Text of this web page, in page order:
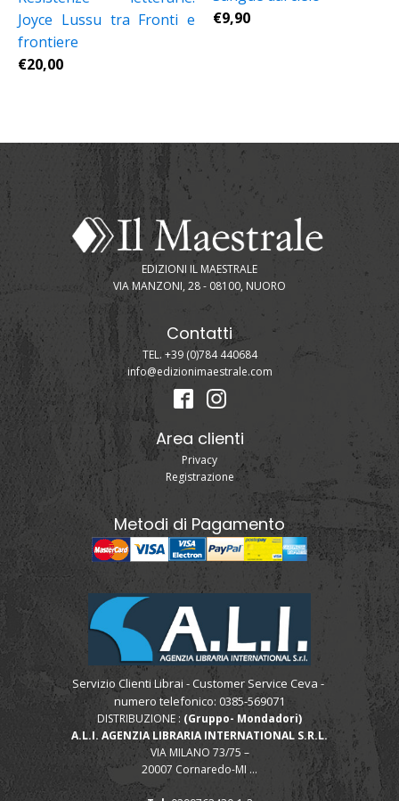
Joyce Lussu tra Fronti e
frontiere
€20,00
€9,90
EDIZIONI IL MAESTRALE
VIA MANZONI, 28 - 08100, NUORO
Contatti
TEL. +39 (0)784 440684
info@edizionimaestrale.com
Area clienti
Privacy
Registrazione
Metodi di Pagamento
Servizio Clienti Librai - Customer Service Ceva -
numero telefonico: 0385-569071
DISTRIBUZIONE : (Gruppo- Mondadori)
A.L.I. AGENZIA LIBRARIA INTERNATIONAL S.R.L.
VIA MILANO 73/75 –
20007 Cornaredo-MI ...